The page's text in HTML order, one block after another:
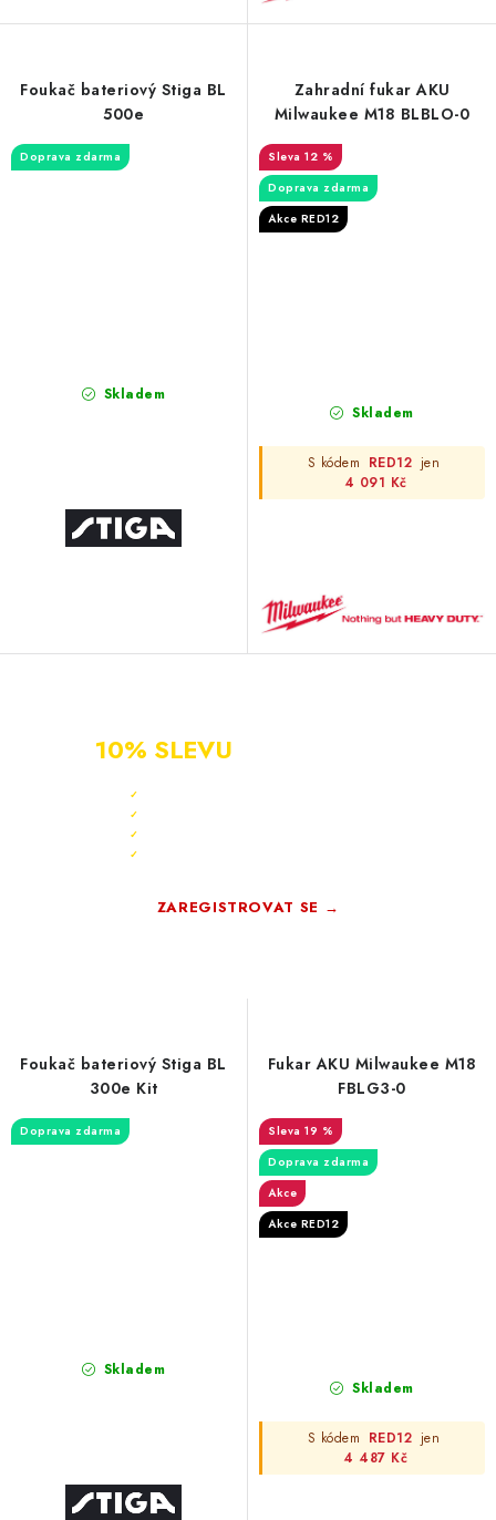
Foukač bateriový Stiga BL
500e
Doprava zdarma
Skladem
Zahradní fukar AKU
Milwaukee M18 BLBLO-0
12 %
Doprava zdarma
Akce RED12
Skladem
S kódem RED12 jen
4 091 Kč
10% SLEVU
✓
✓
✓
✓
ZAREGISTROVAT SE →
Foukač bateriový Stiga BL
300e Kit
Doprava zdarma
Skladem
Fukar AKU Milwaukee M18
FBLG3-0
19 %
Doprava zdarma
Akce
Akce RED12
Skladem
S kódem RED12 jen
4 487 Kč